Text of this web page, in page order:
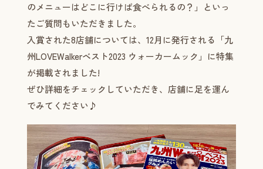
のメニューはどこに行けば食べられるの？」といっ
たご質問もいただきました。
入賞された8店舗については、12月に発行される「九
州LOVEWalkerベスト2023 ウォーカームック」に特集
が掲載されました!
ぜひ詳細をチェックしていただき、店舗に足を運ん
でみてください♪